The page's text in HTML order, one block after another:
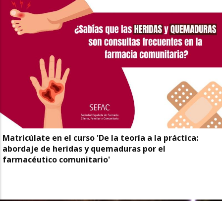
Matricúlate en el curso 'De la teoría a la práctica:
abordaje de heridas y quemaduras por el
farmacéutico comunitario'